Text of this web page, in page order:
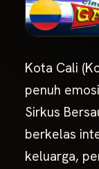
Kota Cali
penuh
Sirkus
berkelas
keluarga,